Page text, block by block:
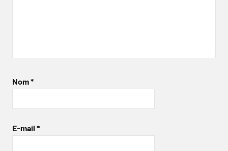
Nom*
E-mail *